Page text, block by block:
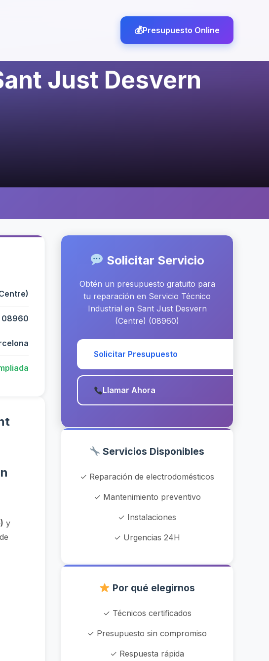
Presupuesto Online
Just Desvern
08960
y
Solicitar Servicio
Obtén un presupuesto gratuito para
tu reparación en Servicio Técnico
Industrial en Sant Just Desvern
(Centre) (08960)
Solicitar Presupuesto
Llamar Ahora
Servicios Disponibles
✓ Reparación de electrodomésticos
✓ Mantenimiento preventivo
✓ Instalaciones
✓ Urgencias 24H
Por qué elegirnos
✓ Técnicos certificados
✓ Presupuesto sin compromiso
✓ Respuesta rápida